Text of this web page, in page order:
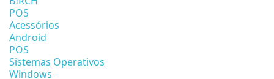
POS
Acessórios
Android
POS
Sistemas Operativos
Windows